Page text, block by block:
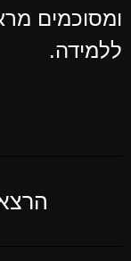
ומסוכמים
ללמידה.